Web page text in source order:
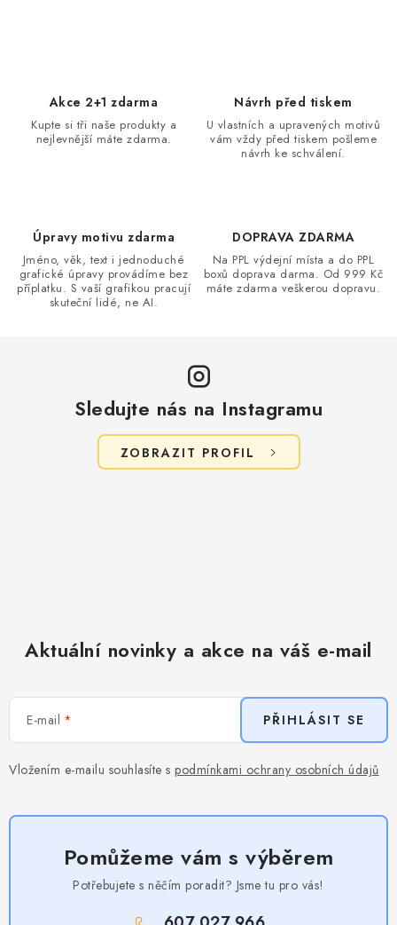
Akce 2+1 zdarma
Kupte si tři naše produkty a
nejlevnější máte zdarma.
Návrh před tiskem
U vlastních a upravených motivů
vám vždy před tiskem pošleme
návrh ke schválení.
Úpravy motivu zdarma
Jméno, věk, text i jednoduché
grafické úpravy provádíme bez
příplatku. S vaší grafikou pracují
skuteční lidé, ne AI.
DOPRAVA ZDARMA
Na PPL výdejní místa a do PPL
boxů doprava darma. Od 999 Kč
máte zdarma veškerou dopravu.
Sledujte nás na Instagramu
ZOBRAZIT PROFIL
Aktuální novinky a akce na váš e-mail
E-mail
Vložením e-mailu souhlasíte s podmínkami ochrany osobních údajů
PŘIHLÁSIT SE
Pomůžeme vám s výběrem
Potřebujete s něčím poradit? Jsme tu pro vás!